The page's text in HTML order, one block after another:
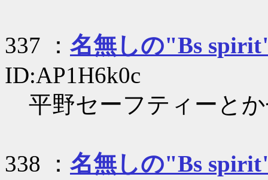
337 ： 名無しの"Bs
ID:AP1H6k0c
平野セーフティーと
338 ： 名無しの"Bs